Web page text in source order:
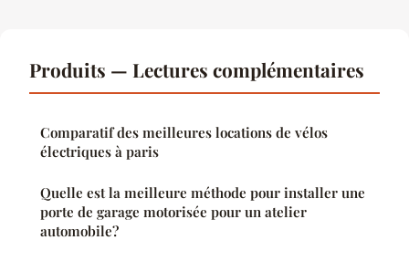
Produits — Lectures complémentaires
Comparatif des meilleures locations de vélos
électriques à paris
Quelle est la meilleure méthode pour installer une
porte de garage motorisée pour un atelier
automobile?